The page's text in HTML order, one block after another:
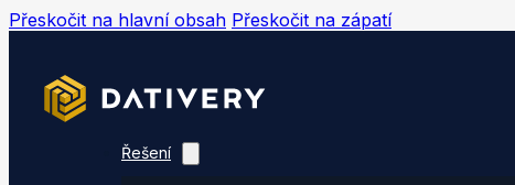
Přeskočit na hlavní obsah Přeskočit na zápatí
Řešení